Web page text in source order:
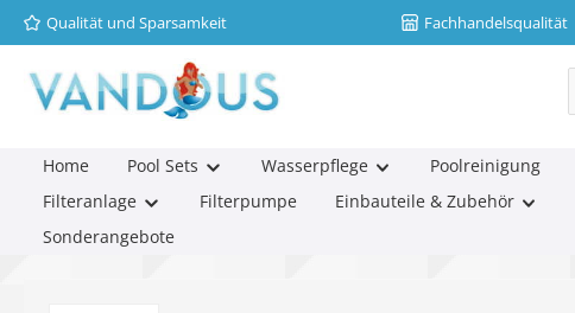
Hauptinhalt springen
Zur Suche springen
Zur Hauptnavigation springen
Qualität und Sparsamkeit Fachhandelsqualität
Home Pool Sets Wasserpflege Poolreinigung
Filteranlage
Filterpumpe Einbauteile & Zubehör
Sonderangebote